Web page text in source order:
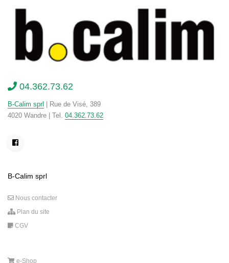
04.362.73.62
B-Calim sprl
| Rue de Visé, 389
4020 Wandre | Tel. 04.362.73.62
B-Calim sprl
Nous contacter
Plan du site
CGV
e-Shop